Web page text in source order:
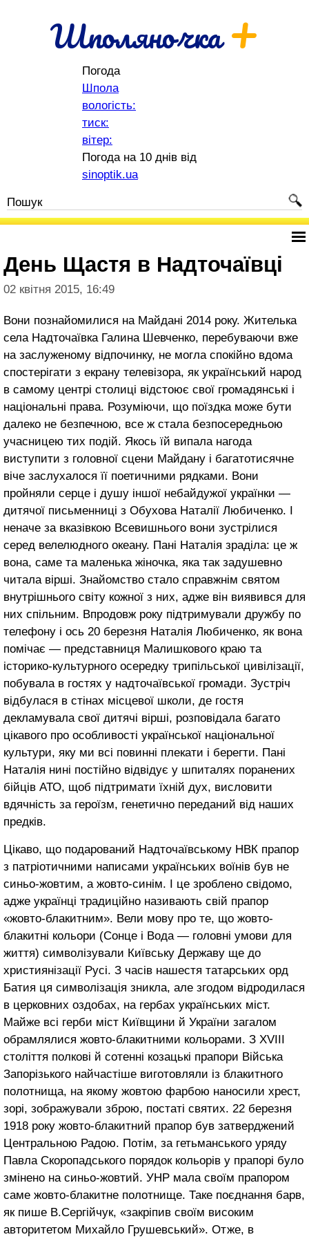
Шполяночка+
Погода
Шпола
вологість:
тиск:
вітер:
Погода на 10 днів від
sinoptik.ua
День Щастя в Надточаївці
02 квітня 2015, 16:49
Вони познайомилися на Майдані 2014 року. Жителька
села Надточаївка Галина Шевченко, перебуваючи вже
на заслуженому відпочинку, не могла спокійно вдома
спостерігати з екрану телевізора, як український народ
в самому центрі столиці відстоює свої громадянські і
національні права. Розуміючи, що поїздка може бути
далеко не безпечною, все ж стала безпосередньою
учасницею тих подій. Якось їй випала нагода
виступити з головної сцени Майдану і багатотисячне
віче заслухалося її поетичними рядками. Вони
пройняли серце і душу іншої небайдужої українки —
дитячої письменниці з Обухова Наталії Любиченко. І
неначе за вказівкою Всевишнього вони зустрілися
серед велелюдного океану. Пані Наталія зраділа: це ж
вона, саме та маленька жіночка, яка так задушевно
читала вірші. Знайомство стало справжнім святом
внутрішнього світу кожної з них, адже він виявився для
них спільним. Впродовж року підтримували дружбу по
телефону і ось 20 березня Наталія Любиченко, як вона
помічає — представниця Малишкового краю та
історико-культурного осередку трипільської цивілізації,
побувала в гостях у надточаївської громади. Зустріч
відбулася в стінах місцевої школи, де гостя
декламувала свої дитячі вірші, розповідала багато
цікавого про особливості української національної
культури, яку ми всі повинні плекати і берегти. Пані
Наталія нині постійно відвідує у шпиталях поранених
бійців АТО, щоб підтримати їхній дух, висловити
вдячність за героїзм, генетично переданий від наших
предків.
Цікаво, що подарований Надточаївському НВК прапор
з патріотичними написами українських воїнів був не
синьо-жовтим, а жовто-синім. І це зроблено свідомо,
адже українці традиційно називають свій прапор
«жовто-блакитним». Вели мову про те, що жовто-
блакитні кольори (Сонце і Вода — головні умови для
життя) символізували Київську Державу ще до
християнізації Русі. З часів нашестя татарських орд
Батия ця символізація зникла, але згодом відродилася
в церковних оздобах, на гербах українських міст.
Майже всі герби міст Київщини й України загалом
обрамлялися жовто-блакитними кольорами. З XVIII
століття полкові й сотенні козацькі прапори Війська
Запорізького найчастіше виготовляли із блакитного
полотнища, на якому жовтою фарбою наносили хрест,
зорі, зображували зброю, постаті святих. 22 березня
1918 року жовто-блакитний прапор був затверджений
Центральною Радою. Потім, за гетьманського уряду
Павла Скоропадського порядок кольорів у прапорі було
змінено на синьо-жовтий. УНР мала своїм прапором
саме жовто-блакитне полотнище. Таке поєднання барв,
як пише В.Сергійчук, «закріпив своїм високим
авторитетом Михайло Грушевський». Отже, в